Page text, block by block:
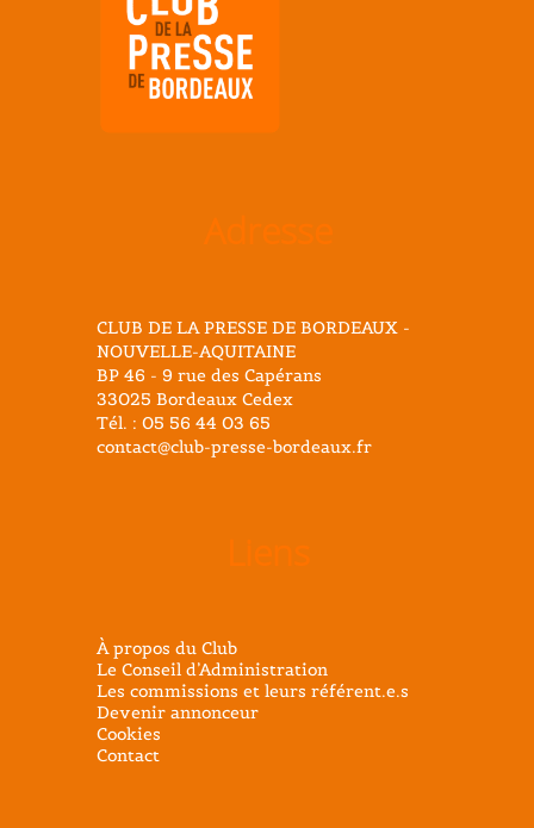
CLUB DE LA PRESSE DE BORDEAUX -
NOUVELLE-AQUITAINE
BP 46 - 9 rue des Capérans
33025 Bordeaux Cedex
Tél. : 05 56 44 03 65
contact@club-presse-bordeaux.fr
À propos du Club
Le Conseil d’Administration
Les commissions et leurs référent.e.s
Devenir annonceur
Cookies
Contact